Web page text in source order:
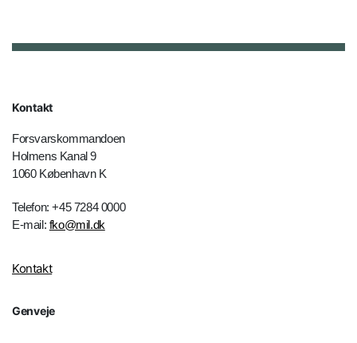
Kontakt
Forsvarskommandoen
Holmens Kanal 9
1060 København K
Telefon: +45 7284 0000
E-mail: fko@mil.dk
Kontakt
Genveje